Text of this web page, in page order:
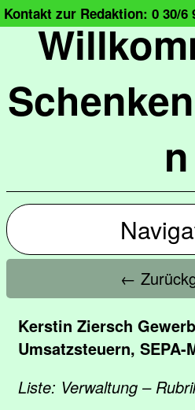
n
Kontakt zur Redaktion: 0 30/6
←
Kerstin Ziersch
Umsatzsteuern, SEPA-
Liste: Verwaltung –